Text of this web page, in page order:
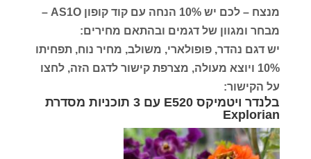
מנצח – לכם יש 10% הנחה עם קוד קופון AS1O –
מבחר ומגוון של דגמים ובהתאם מחירים:
יש דגם נהדר, פופולארי, משולב, מחיר נוח, תפחיתו
10% ויוצא מעולה, מצרפת קישור לדגם הזה, לחצו
על הקישור:
בלנדר ויטמיקס E520 עם 3 תוכניות מסדרת
Explorian